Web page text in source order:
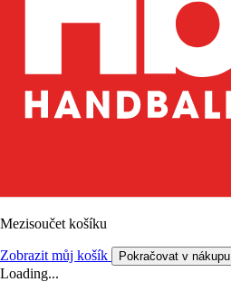
Mezisoučet košíku
Zobrazit můj košík Pokračovat v nákupu
Loading...